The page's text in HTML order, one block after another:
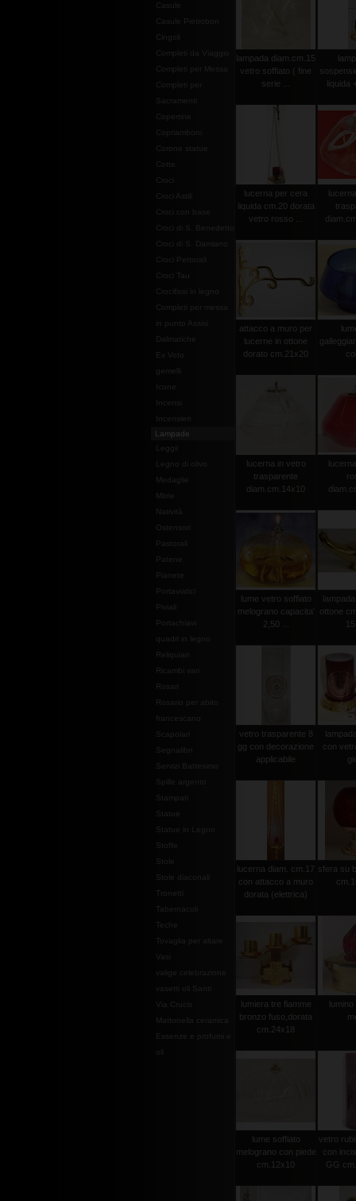
Casule
Casule Pietrobon
Cingoli
Completi da Viaggio
Completi per Messa
Completi per
Sacramenti
Copertine
Copriamboni
Corone statue
Cotte
Croci
Croci Astili
Croci con base
Croci di S. Benedetto
Croci di S. Damiano
Croci Pettorali
Croci Tau
Crocifissi in legno
Completi per messa
in punto Assisi
Dalmatiche
Ex Voto
gemelli
Lampade
Leggii
Legno di olivo
Medaglie
Mitrie
Natività
Ostensori
Pastorali
Patene
Pianete
Portaviatici
Piviali
Portachiavi
quadri in legno
Reliquiari
Ricambi vari
Rosari
Rosario per abito
francescano
Scapolari
Segnalibri
Servizi Battesimo
Spille argento
Stampati
Statue
Statue in Legno
Stoffe
Stole
Stole diaconali
Tabernacoli
valige celebrazione
Mattonella ceramica
Essenze e profumi e
lampada diam.cm.15
vetro soffiato ( fine
serie ...
liquida
lucerna per cera
liquida cm.20 dorata
vetro rosso ...
attacco a muro per
lucerne in ottone
dorato cm.21x20
lucerna in vetro
trasparente
diam.cm.14x10
lume vetro soffiato
melograno capacita'
2,50 ...
ottone
vetro trasparente 8
gg con decorazione
applicabile
con
lucerna diam. cm.17
con attacco a muro
dorata (elettrica)
sfera su
lumiera tre fiamme
bronzo fuso,dorata
cm.24x18
lume soffiato
melograno con piede
cm.12x10
vetro
con
GG